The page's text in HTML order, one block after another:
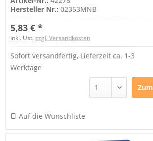
Hersteller Nr.:02353MNB
5,83 € *
inkl. Ust.zzgl. Versandkosten
Sofort versandfertig, Lieferzeit ca. 1-3
Werktage
Zum
Auf die Wunschliste